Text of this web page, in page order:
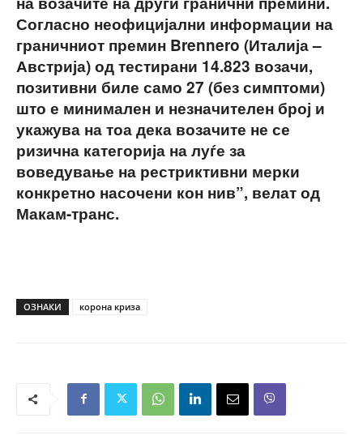
Согласно неофицијални информации на
граничниот премин Brennero (Италија –
Австрија) од тестирани 14.823 возачи,
позитивни биле само 27 (без симптоми)
што е минимален и незначителен број и
укажува на тоа дека возачите не се
ризична категорија на луѓе за
воведување на рестриктивни мерки
конкретно насочени кон нив”, велат од
Макам-транс.
ОЗНАКИ корона криза